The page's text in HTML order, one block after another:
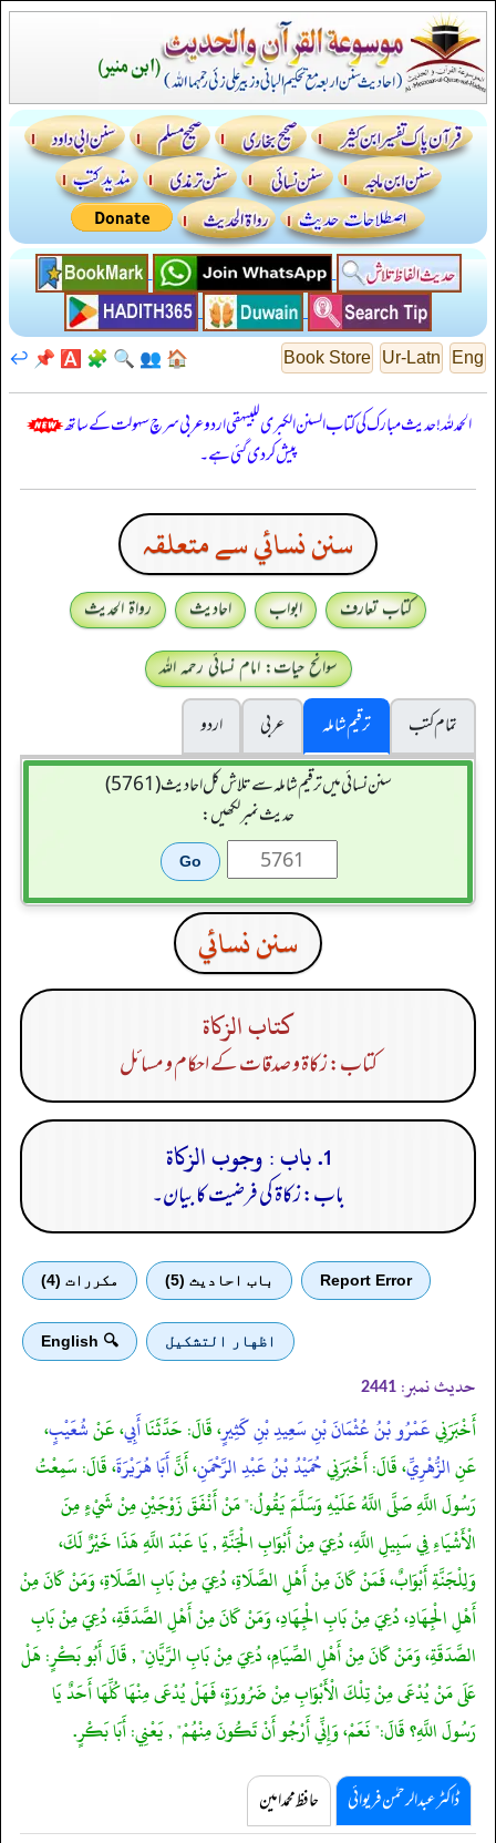
Eng
Ur-Latn
Book Store
🏠
👥
🔍
🧩
🅰️
📌
↩️
الحمدللہ! حدیث مبارک کی کتاب السنن الكبرى للبيهقي اردو عربی سرچ سہولت کے ساتھ
پیش کر دی گئی ہے۔
سنن نسائي سے متعلقہ
کتاب تعارف ابواب احادیث
رواۃ الحدیث
سوانح حیات: امام نسائی رحمہ اللہ
تمام کتب
ترقیم شاملہ عربی
اردو
سنن نسائی میں ترقیم شاملہ سے تلاش کل احادیث (5761)
حدیث نمبر لکھیں:
سنن نسائي
كتاب الزكاة
کتاب: زکاۃ و صدقات کے احکام و مسائل
1. باب : وجوب الزكاة
باب: زکاۃ کی فرضیت کا بیان۔
Report Error باب احادیث (5) مكررات (4)
اظهار التشكيل 🔍 English
حدیث نمبر: 2441
أَخْبَرَنِيعَمْرُو بْنُ عُثْمَانَ بْنِ سَعِيدِ بْنِ كَثِيرٍ، قَالَ: حَدَّثَنَاأَبِي، عَنْشُعَيْبٍ،
عَنِالزُّهْرِيِّ، قَالَ: أَخْبَرَنِيحُمَيْدُ بْنُ عَبْدِ الرَّحْمَنِ، أَنَّأَبَا هُرَيْرَةَ، قَالَ: سَمِعْتُ
رَسُولَ اللَّهِ صَلَّى اللَّهُ عَلَيْهِ وَسَلَّمَ يَقُولُ:" مَنْ أَنْفَقَ زَوْجَيْنِ مِنْ شَيْءٍ مِنَ
الْأَشْيَاءِ فِي سَبِيلِ اللَّهِ، دُعِيَ مِنْ أَبْوَابِ الْجَنَّةِ , يَا عَبْدَ اللَّهِ هَذَا خَيْرٌ لَكَ،
وَلِلْجَنَّةِ أَبْوَابٌ، فَمَنْ كَانَ مِنْ أَهْلِ الصَّلَاةِ، دُعِيَ مِنْ بَابِ الصَّلَاةِ، وَمَنْ كَانَ مِنْ
أَهْلِ الْجِهَادِ، دُعِيَ مِنْ بَابِ الْجِهَادِ، وَمَنْ كَانَ مِنْ أَهْلِ الصَّدَقَةِ، دُعِيَ مِنْ بَابِ
الصَّدَقَةِ، وَمَنْ كَانَ مِنْ أَهْلِ الصِّيَامِ، دُعِيَ مِنْ بَابِ الرَّيَّانِ" , قَالَ أَبُو بَكْرٍ: هَلْ
عَلَى مَنْ يُدْعَى مِنْ تِلْكَ الْأَبْوَابِ مِنْ ضَرُورَةٍ، فَهَلْ يُدْعَى مِنْهَا كُلِّهَا أَحَدٌ يَا
رَسُولَ اللَّهِ؟ قَالَ:" نَعَمْ، وَإِنِّي أَرْجُو أَنْ تَكُونَ مِنْهُمْ" , يَعْنِي: أَبَا بَكْرٍ.
ڈاکٹر عبدالرحمٰن فریوائی حافظ محمد امین